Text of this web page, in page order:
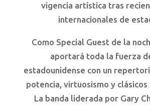
vigencia artística tras
internacionales de
Como Special Guest de la
aportará toda la fuerza
estadounidense con un
potencia, virtuosismo y
La banda liderada por Gary